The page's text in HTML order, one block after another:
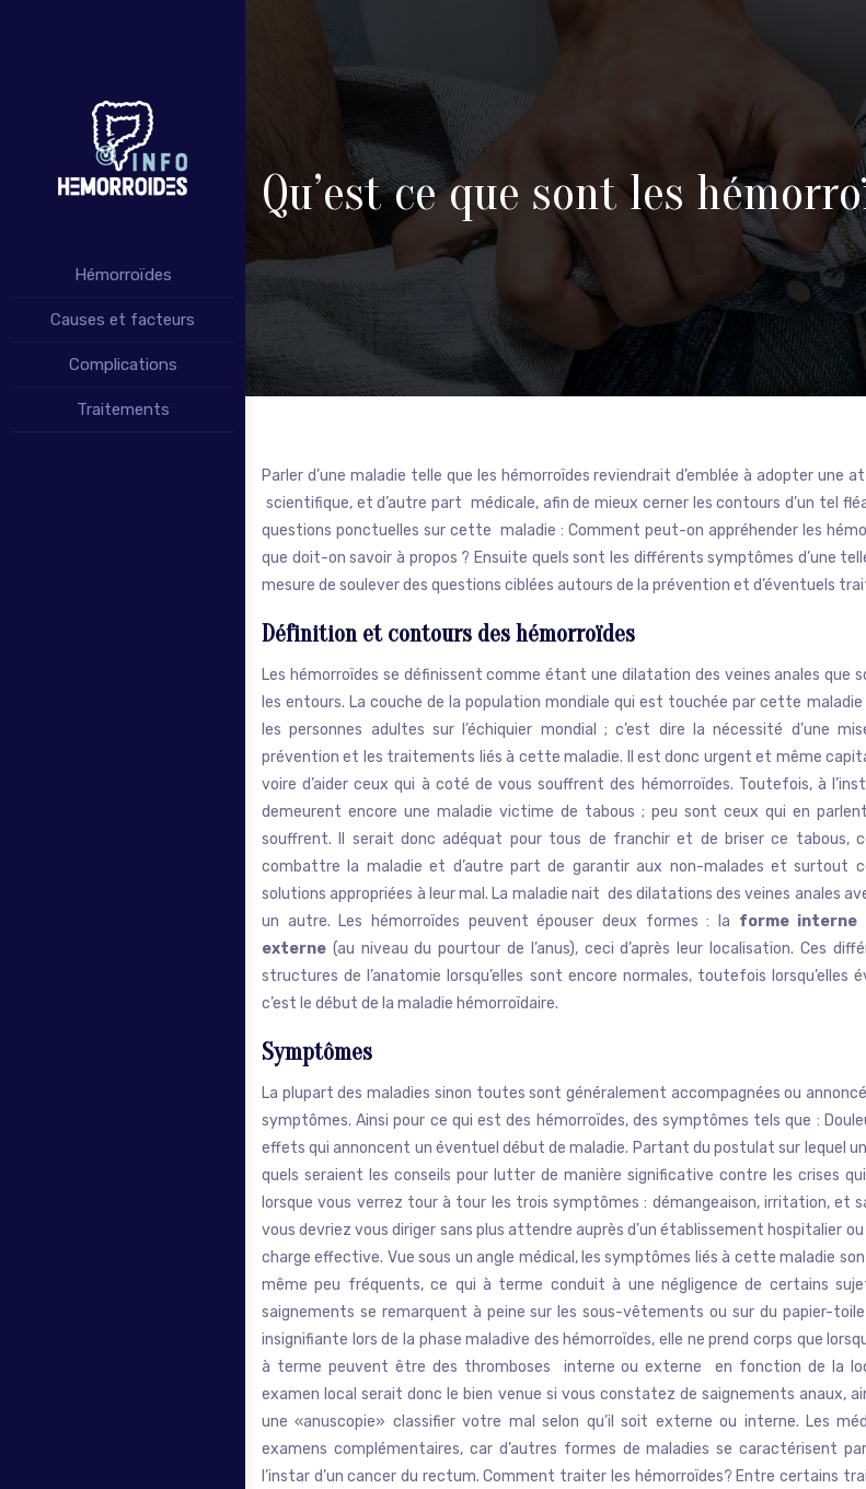
Hémorroïdes
Causes et facteurs
Complications
Traitements
Qu’est ce que sont les
Parler d’une maladie telle que les hémorroïdes reviendrait d’emblée à adopter une
scientifique, et d’autre part médicale, afin de mieux cerner les contours d’un tel
questions ponctuelles sur cette maladie : Comment peut-on appréhender les
que doit-on savoir à propos ? Ensuite quels sont les différents symptômes d’une
mesure de soulever des questions ciblées autours de la prévention et d’éventuels
Définition et contours des hémorroïdes
Les hémorroïdes se définissent comme étant une dilatation des veines anales que
les entours. La couche de la population mondiale qui est touchée par cette
les personnes adultes sur l’échiquier mondial ; c’est dire la nécessité d’une
prévention et les traitements liés à cette maladie. Il est donc urgent et même
voire d’aider ceux qui à coté de vous souffrent des hémorroïdes. Toutefois, à
demeurent encore une maladie victime de tabous ; peu sont ceux qui en
souffrent. Il serait donc adéquat pour tous de franchir et de briser ce tabous,
combattre la maladie et d’autre part de garantir aux non-malades et surtout
solutions appropriées à leur mal. La maladie nait des dilatations des veines anales
un autre. Les hémorroïdes peuvent épouser deux formes : la forme interne
externe (au niveau du pourtour de l’anus), ceci d’après leur localisation. Ces
structures de l’anatomie lorsqu’elles sont encore normales, toutefois
c’est le début de la maladie hémorroïdaire.
Symptômes
La plupart des maladies sinon toutes sont généralement accompagnées ou
symptômes. Ainsi pour ce qui est des hémorroïdes, des symptômes tels que :
effets qui annoncent un éventuel début de maladie. Partant du postulat sur lequel
quels seraient les conseils pour lutter de manière significative contre les crises
lorsque vous verrez tour à tour les trois symptômes : démangeaison, irritation, et
vous devriez vous diriger sans plus attendre auprès d’un établissement hospitalier
charge effective. Vue sous un angle médical, les symptômes liés à cette maladie
même peu fréquents, ce qui à terme conduit à une négligence de certains
saignements se remarquent à peine sur les sous-vêtements ou sur du papier-
insignifiante lors de la phase maladive des hémorroïdes, elle ne prend corps que
à terme peuvent être des thromboses interne ou externe en fonction de la
examen local serait donc le bien venue si vous constatez de saignements anaux,
une «anuscopie» classifier votre mal selon qu’il soit externe ou interne. Les
examens complémentaires, car d’autres formes de maladies se caractérisent
l’instar d’un cancer du rectum. Comment traiter les hémorroïdes? Entre certains